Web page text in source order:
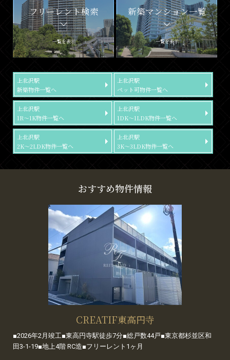
フリーレント検索
一覧を表示
新築マンション一覧
一覧を表示
上北沢駅
新築物件一覧へ
上北沢駅
ペット可物件一覧へ
上北沢駅
1R～1K物件一覧へ
上北沢駅
1DK～1LDK物件一覧へ
上北沢駅
2K～2LDK物件一覧へ
上北沢駅
3K～3LDK物件一覧へ
おすすめ物件情報
CREATIF東高円寺
■2026年2月竣工■東高円寺駅徒歩7分■総戸数44戸■東京都杉並区和
田3-1-19■地上4階 RC造■フリーレント1ヶ月